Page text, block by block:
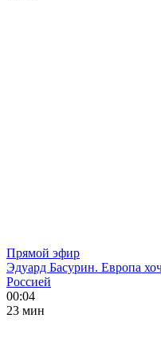
Прямой эфир
Эдуард Басурин. Европа
Россией
00:04
23 мин